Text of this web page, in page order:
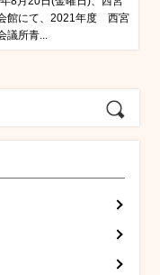
館にて、2021年度 西宮
議所青...